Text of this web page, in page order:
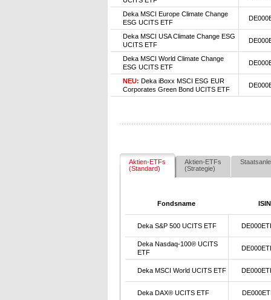
Deka MSCI Europe Climate Change
ESG UCITS ETF
Deka MSCI USA Climate Change ESG
UCITS ETF
Deka MSCI World Climate Change
ESG UCITS ETF
NEU: Deka iBoxx MSCI ESG EUR
Corporates Green Bond UCITS ETF
Aktien-ETFs
(Standard)
Aktien-ETFs
(Strategie)
Fondsname ISIN
Deka S&P 500 UCITS ETF
Deka Nasdaq-100® UCITS
ETF
Deka MSCI World UCITS ETF
Deka DAX® UCITS ETF